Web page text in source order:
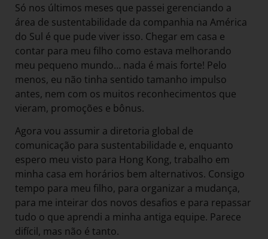
Só nos últimos meses que passei gerenciando a
área de sustentabilidade da companhia na América
do Sul é que pude viver isso. Chegar em casa e
contar para meu filho como estava melhorando
meu pequeno mundo… nada é mais forte! Pelo
menos, eu não tinha sentido tamanho impulso
antes, nem com os muitos reconhecimentos que
vieram, promoções e bônus.
Agora vou assumir a diretoria global de
comunicação para sustentabilidade e, enquanto
espero meu visto para Hong Kong, trabalho em
minha casa em horários bem alternativos. Consigo
tempo para meu filho, para organizar a mudança,
para me inteirar dos novos desafios e para repassar
tudo o que aprendi a minha antiga equipe. Parece
difícil, mas não é tanto.